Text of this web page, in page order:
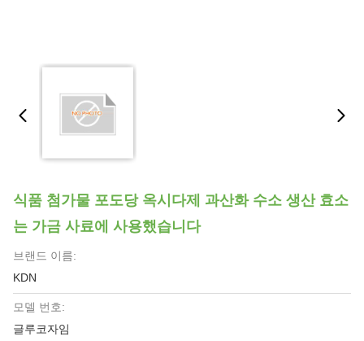
식품 첨가물 포도당 옥시다제 과산화 수소 생산 효소
는 가금 사료에 사용했습니다
브랜드 이름:
KDN
모델 번호:
글루코자임